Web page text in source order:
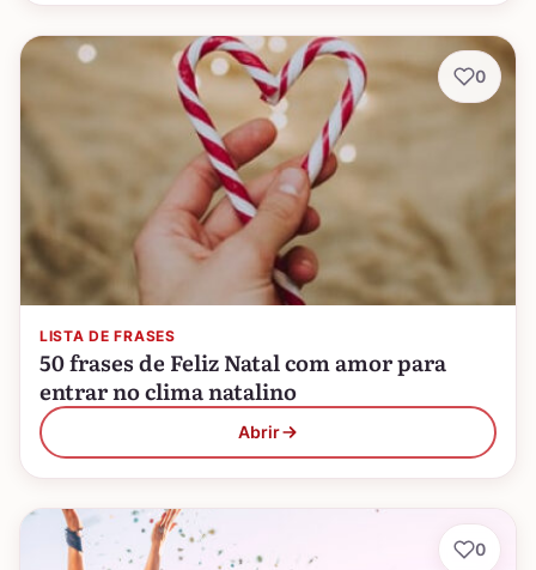
LISTA DE FRASES
50 frases de Feliz Natal com amor para
entrar no clima natalino
Abrir
0
0